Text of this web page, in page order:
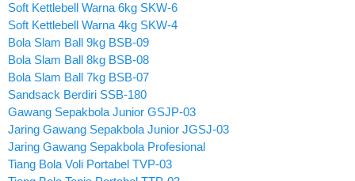
Soft Kettlebell Warna 6kg SKW-6
Soft Kettlebell Warna 4kg SKW-4
Bola Slam Ball 9kg BSB-09
Bola Slam Ball 8kg BSB-08
Bola Slam Ball 7kg BSB-07
Sandsack Berdiri SSB-180
Gawang Sepakbola Junior GSJP-03
Jaring Gawang Sepakbola Junior JGSJ-03
Jaring Gawang Sepakbola Profesional
Tiang Bola Voli Portabel TVP-03